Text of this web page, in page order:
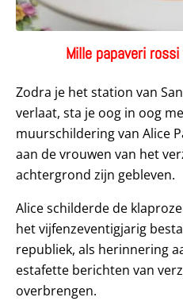
Mille papaveri
Zodra je het station van
verlaat, sta je oog in oog
muurschildering van Alice
aan de vrouwen van het
achtergrond zijn gebleven.
Alice schilderde de
het vijfenzeventigjarig
republiek, als herinnering
estafette berichten van
overbrengen.